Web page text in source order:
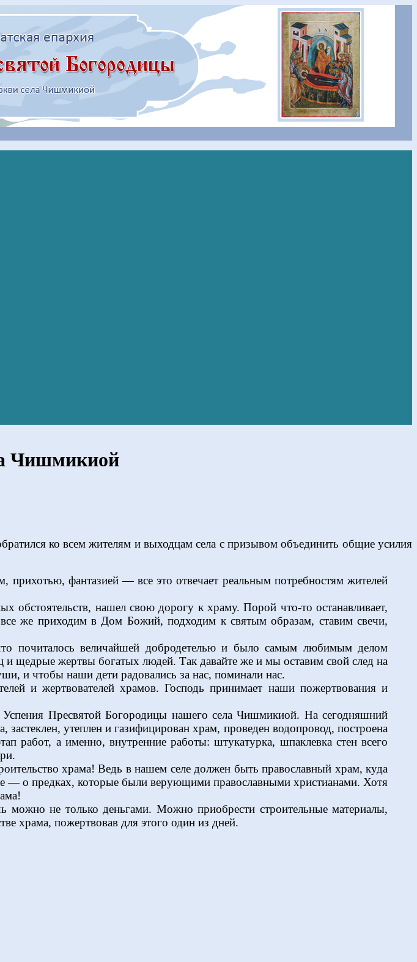
Чишмикиой
ко всем жителям и выходцам села с призывом объединить общие усилия
прихотью, фантазией — все это отвечает реальным потребностям жителей
обстоятельств, нашел свою дорогу к храму. Порой что-то останавливает,
же приходим в Дом Божий, подходим к святым образам, ставим свечи,
почиталось величайшей добродетелью и было самым любимым делом
и щедрые жертвы богатых людей. Так давайте же и мы оставим свой след на
и чтобы наши дети радовались за нас, поминали нас.
и жертвователей храмов. Господь принимает наши пожертвования и
Пресвятой Богородицы нашего села Чишмикиой. На сегодняшний
утеплен и газифицирован храм, проведен водопровод, построена
работ, а именно, внутренние работы: штукатурка, шпаклевка стен всего
храма! Ведь в нашем селе должен быть православный храм, куда
— о предках, которые были верующими православными христианами. Хотя
не только деньгами. Можно приобрести строительные материалы,
храма, пожертвовав для этого один из дней.